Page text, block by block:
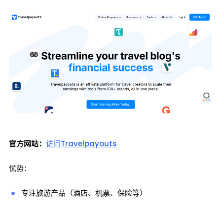
官方网站： 访问Travelpayouts
优势：
专注旅游产品（酒店、机票、保险等）